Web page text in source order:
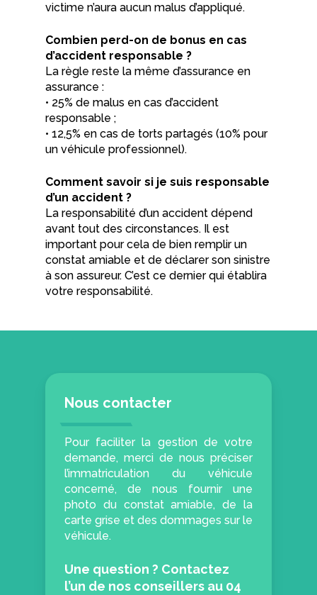
victime n’aura aucun malus d’appliqué.
Combien perd-on de bonus en cas
d’accident responsable ?
La règle reste la même d’assurance en
assurance :
• 25% de malus en cas d’accident
responsable ;
• 12,5% en cas de torts partagés (10% pour
un véhicule professionnel).
Comment savoir si je suis responsable
d’un accident ?
La responsabilité d’un accident dépend
avant tout des circonstances. Il est
important pour cela de bien remplir un
constat amiable et de déclarer son sinistre
à son assureur. C’est ce dernier qui établira
votre responsabilité.
Nous contacter
Pour faciliter la gestion de votre
demande, merci de nous préciser
l’immatriculation du véhicule
concerné, de nous fournir une
photo du constat amiable, de la
carte grise et des dommages sur le
véhicule.
Une question ? Contactez
l’un de nos conseillers au 04